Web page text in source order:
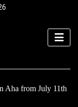
Aha from July 11th